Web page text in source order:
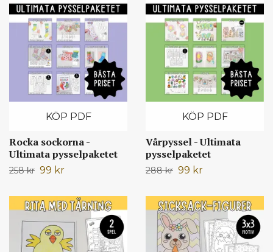
KÖP PDF
Rocka sockorna -
Ultimata pysselpaketet
258 kr 99 kr
KÖP PDF
Vårpyssel - Ultimata
pysselpaketet
288 kr 99 kr